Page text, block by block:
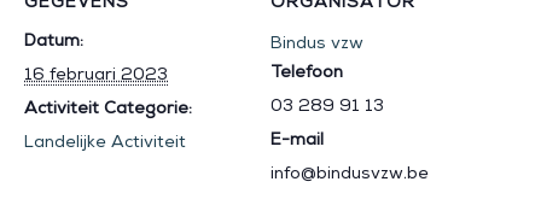
GEGEVENS
Datum:
16 februari 2023
Activiteit Categorie:
Landelijke Activiteit
ORGANISATOR
Bindus vzw
Telefoon
03 289 91 13
E-mail
info@bindusvzw.be